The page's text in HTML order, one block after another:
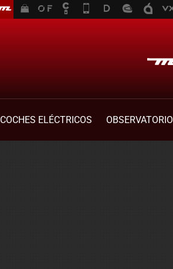
COCHES ELÉCTRICOS OBSERVATORIO